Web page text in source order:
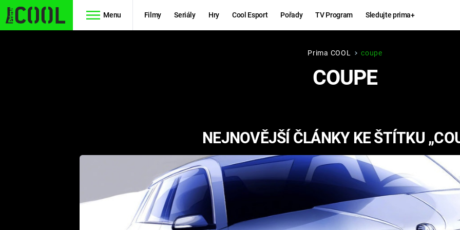
Menu Filmy Seriály Hry Cool Esport Pořady TV Program Sledujte prima+
RYCHLE A
ZBĚSILE 10
PREDÁTOR
KINGDOM
COME:
DELIVERANCE
CHUCK
NORRIS
Prima COOL coupe
COUPE
NEJNOVĚJŠÍ ČLÁNKY KE ŠTÍTKU